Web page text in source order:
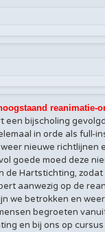
reanimatie-
bijscholing
in orde als full-
nieuwe richtlijnen
goede moed deze
de Hartstichting,
aanwezig op de
we betrokken en
begroeten
en bij ons op